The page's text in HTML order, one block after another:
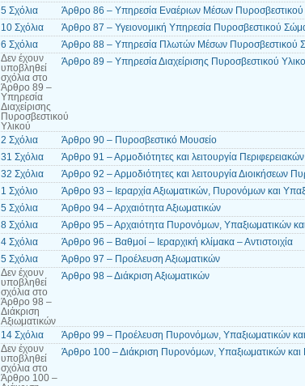
5 Σχόλια
Άρθρο 86 – Υπηρεσία Εναέριων Μέσων
10 Σχόλια
Άρθρο 87 – Υγειονομική Υπηρεσία Πυροσβεστικού
6 Σχόλια
Άρθρο 88 – Υπηρεσία Πλωτών Μέσων Πυροσβεστικού
Δεν έχουν
υποβληθεί
σχόλια στο
Άρθρο 89 –
Υπηρεσία
Διαχείρισης
Πυροσβεστικού
Υλικού
Άρθρο 89 – Υπηρεσία Διαχείρισης Πυροσβεστικού
2 Σχόλια
Άρθρο 90 – Πυροσβεστικό Μουσείο
31 Σχόλια
Άρθρο 91 – Αρμοδιότητες και λειτουργία
32 Σχόλια
Άρθρο 92 – Αρμοδιότητες και λειτουργία Διοικήσεων
1 Σχόλιο
Άρθρο 93 – Ιεραρχία Αξιωματικών, Πυρονόμων και
5 Σχόλια
Άρθρο 94 – Αρχαιότητα Αξιωματικών
8 Σχόλια
Άρθρο 95 – Αρχαιότητα Πυρονόμων, Υπαξιωματικών
4 Σχόλια
Άρθρο 96 – Βαθμοί – Ιεραρχική κλίμακα – Αντιστοιχία
5 Σχόλια
Άρθρο 97 – Προέλευση Αξιωματικών
Δεν έχουν
υποβληθεί
σχόλια στο
Άρθρο 98 –
Διάκριση
Αξιωματικών
Άρθρο 98 – Διάκριση Αξιωματικών
14 Σχόλια
Άρθρο 99 – Προέλευση Πυρονόμων, Υπαξιωματικών
Δεν έχουν
υποβληθεί
σχόλια στο
Άρθρο 100 –
Άρθρο 100 – Διάκριση Πυρονόμων, Υπαξιωματικών